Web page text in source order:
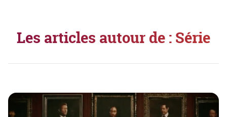
Les articles autour de : Série